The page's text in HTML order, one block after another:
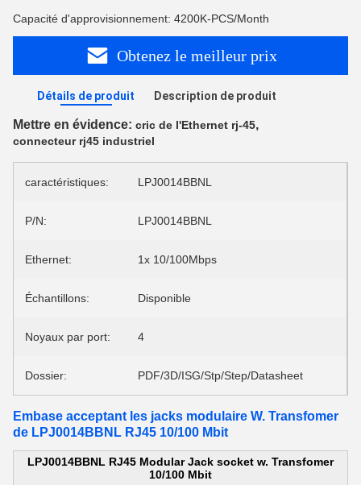
Capacité d'approvisionnement: 4200K-PCS/Month
Obtenez le meilleur prix
Détails de produit Description de produit
Mettre en évidence: cric de l'Ethernet rj-45,
connecteur rj45 industriel
caractéristiques: LPJ0014BBNL
P/N: LPJ0014BBNL
Ethernet: 1x 10/100Mbps
Échantillons: Disponible
Noyaux par port: 4
Dossier: PDF/3D/ISG/Stp/Step/Datasheet
Embase acceptant les jacks modulaire W. Transfomer
de LPJ0014BBNL RJ45 10/100 Mbit
LPJ0014BBNL RJ45 Modular Jack socket w. Transfomer
10/100 Mbit